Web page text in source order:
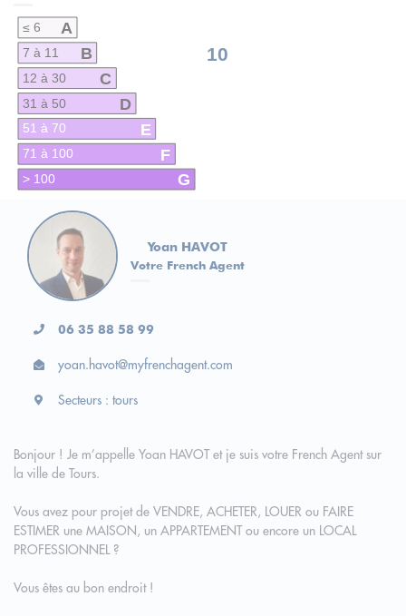
A
≤ 6
10
B
7 à 11
C
12 à 30
D
31 à 50
E
51 à 70
F
71 à 100
G
> 100
Yoan HAVOT
Votre French Agent
06 35 88 58 99
yoan.havot@myfrenchagent.com
Secteurs : tours
Bonjour ! Je m’appelle Yoan HAVOT et je suis votre French Agent sur
la ville de Tours.
Vous avez pour projet de VENDRE, ACHETER, LOUER ou FAIRE
ESTIMER une MAISON, un APPARTEMENT ou encore un LOCAL
PROFESSIONNEL ?
Vous êtes au bon endroit !